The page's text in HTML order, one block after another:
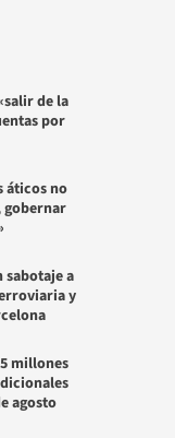
de la
por
áticos no
gobernar
sabotaje a
y
millones
agosto